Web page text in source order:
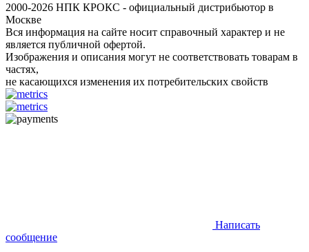
2000-2026 НПК КРОКС - официальный дистрибьютор в
Москве
Вся информация на сайте носит справочный характер и не
является публичной офертой.
Изображения и описания могут не соответствовать товарам в
частях,
не касающихся изменения их потребительских свойств
Написать
сообщение